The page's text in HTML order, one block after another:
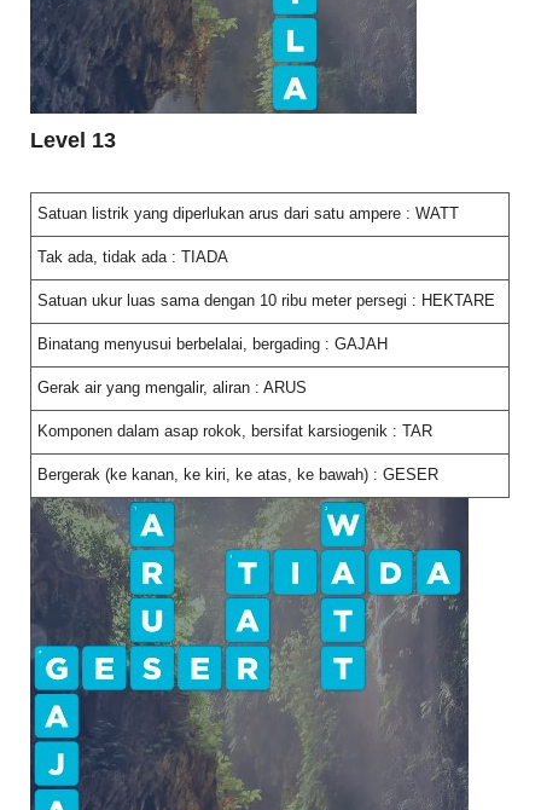
Level 13
Satuan listrik yang diperlukan arus dari satu ampere : WATT
Tak ada, tidak ada : TIADA
Satuan ukur luas sama dengan 10 ribu meter persegi : HEKTARE
Binatang menyusui berbelalai, bergading : GAJAH
Gerak air yang mengalir, aliran : ARUS
Komponen dalam asap rokok, bersifat karsiogenik : TAR
Bergerak (ke kanan, ke kiri, ke atas, ke bawah) : GESER